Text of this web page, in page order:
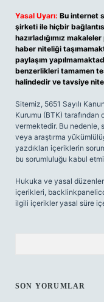
Yasal Uyarı: Bu internet
şirketi ile hiçbir
hazırladığımız
haber niteliği
paylaşım
benzerlikleri tamamen
halindedir ve tavsiye
Sitemiz, 5651 Sayılı
Kurumu (BTK) tarafından
vermektedir. Bu nedenle,
veya araştırma
yazdıkları içeriklerin
bu sorumluluğu kabul
Hukuka ve yasal
içerikleri,
ilgili içerikler yasal süre
SON YORUMLAR